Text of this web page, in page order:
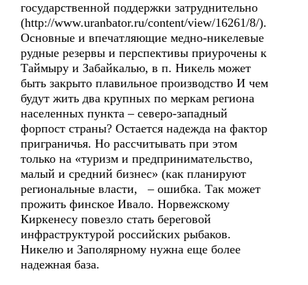
государственной поддержки затруднительно
(http://www.uranbator.ru/content/view/16261/8/).
Основные и впечатляющие медно-никелевые
рудные резервы и перспективы приурочены к
Таймыру и Забайкалью, в п. Никель может
быть закрыто плавильное производство И чем
будут жить два крупных по меркам региона
населенных пункта – северо-западный
форпост страны? Остается надежда на фактор
приграничья. Но рассчитывать при этом
только на «туризм и предпринимательство,
малый и средний бизнес» (как планируют
региональные власти, – ошибка. Так может
прожить финское Ивало. Норвежскому
Киркенесу повезло стать береговой
инфраструктурой российских рыбаков.
Никелю и Заполярному нужна еще более
надежная база.